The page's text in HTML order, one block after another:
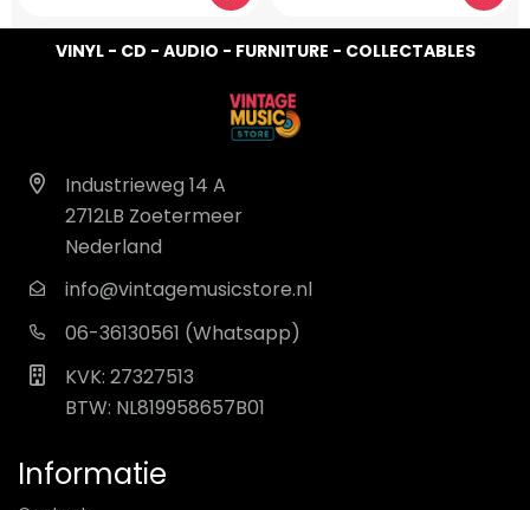
VINYL - CD - AUDIO - FURNITURE - COLLECTABLES
Industrieweg 14 A
2712LB Zoetermeer
Nederland
info@vintagemusicstore.nl
06-36130561 (Whatsapp)
KVK: 27327513
BTW: NL819958657B01
Informatie